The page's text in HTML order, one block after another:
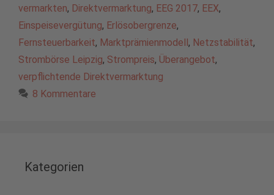
vermarkten, Direktvermarktung, EEG 2017, EEX,
Einspeisevergütung, Erlösobergrenze,
Fernsteuerbarkeit, Marktprämienmodell , Netzstabilität,
Strombörse Leipzig, Strompreis, Überangebot,
verpflichtende Direktvermarktung
8 Kommentare
Kategorien